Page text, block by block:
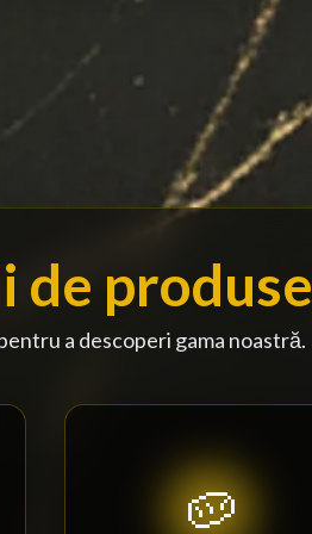
de produse
a descoperi gama noastră.
🥔